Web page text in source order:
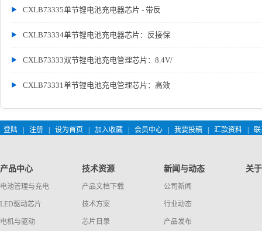
CXLB73335单节锂电池充电器芯片 - 带反
CXLB73334单节锂电池充电器芯片：反接保
CXLB73333双节锂电池充电管理芯片：8.4V/
CXLB73331单节锂电池充电管理芯片：高效
登陆 | 注册 | 设为首页 | 加入收藏 | 会员中心 | 我要投稿 | 汇款资料 |
产品中心
电池管理与充电
LED驱动芯片
电机与驱动
技术资源
产品文档下载
技术方案
芯片目录
新闻与动态
公司新闻
行业动态
产品发布
关